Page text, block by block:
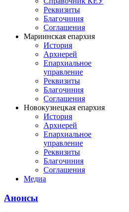
Реквизиты
Благочиния
Соглашения
Мариинская епархия
История
Архиерей
Епархиальное
управление
Реквизиты
Благочиния
Соглашения
Новокузнецкая епархия
История
Архиерей
Епархиальное
управление
Реквизиты
Благочиния
Соглашения
Медиа
Анонсы